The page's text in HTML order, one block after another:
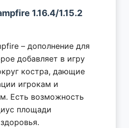
1.16.4/1.15.2
– дополнение для
добавляет в игру
костра, дающие
игрокам и
Есть возможность
площади